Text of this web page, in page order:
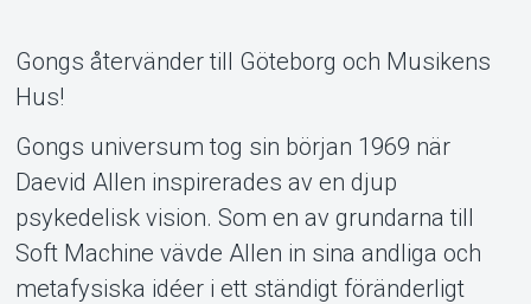
Support
Gongs återvänder till Göteborg och Musikens
Hus!
Gongs universum tog sin början 1969 när
Daevid Allen inspirerades av en djup
psykedelisk vision. Som en av grundarna till
Soft Machine vävde Allen in sina andliga och
metafysiska idéer i ett ständigt föränderligt